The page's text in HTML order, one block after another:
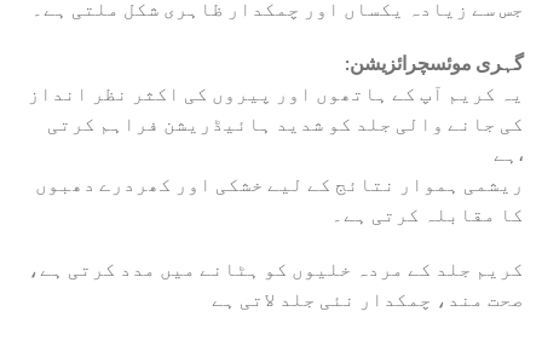
جس سے زیادہ یکساں اور چمکدار ظاہری شکل ملتی ہے۔
:گہری موئسچرائزیشن
یہ کریم آپ کے ہاتھوں اور پیروں کی اکثر نظر انداز
کی جانے والی جلد کو شدید ہائیڈریشن فراہم کرتی
ہے،
ریشمی ہموار نتائج کے لیے خشکی اور کھردرے دھبوں
کا مقابلہ کرتی ہے۔
کریم جلد کے مردہ خلیوں کو ہٹانے میں مدد کرتی ہے،
صحت مند، چمکدار نئی جلد لاتی ہے